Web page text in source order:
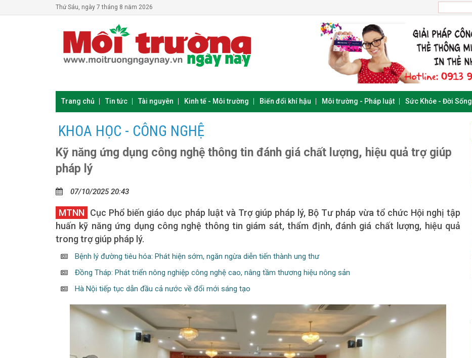
Thứ Sáu, ngày 7 tháng 8 năm 2026
Trang chủ Tin tức Tài nguyên Kinh tế - Môi trường Biến đổi khí hậu Môi trường - Pháp luật Sức Khỏe - Đời Sống
KHOA HỌC - CÔNG NGHỆ
Kỹ năng ứng dụng công nghệ thông tin đánh giá chất lượng, hiệu quả trợ giúp
pháp lý
07/10/2025 20:43
MTNN Cục Phổ biến giáo dục pháp luật và Trợ giúp pháp lý, Bộ Tư pháp vừa tổ chức Hội nghị tập
huấn kỹ năng ứng dụng công nghệ thông tin giám sát, thẩm định, đánh giá chất lượng, hiệu quả
trong trợ giúp pháp lý.
Bệnh lý đường tiêu hóa: Phát hiện sớm, ngăn ngừa diễn tiến thành ung thư
Đồng Tháp: Phát triển nông nghiệp công nghệ cao, nâng tầm thương hiệu nông sản
Hà Nội tiếp tục dẫn đầu cả nước về đổi mới sáng tạo